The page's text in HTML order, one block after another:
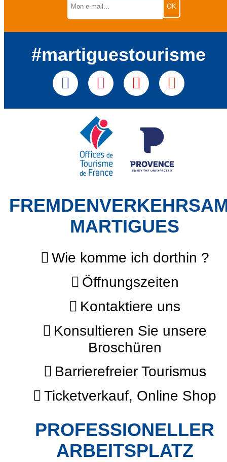
#martiguestourisme
MARTIGUES
Wie komme ich dorthin ?
Öffnungszeiten
Kontaktiere uns
Konsultieren Sie unsere
Broschüren
Barrierefreier Tourismus
Ticketverkauf, Online Shop
PROFESSIONELLER
ARBEITSPLATZ